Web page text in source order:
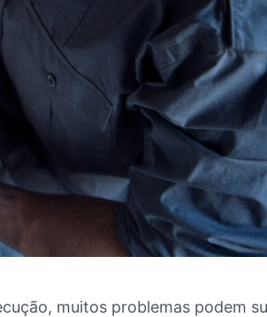
muitos problemas podem